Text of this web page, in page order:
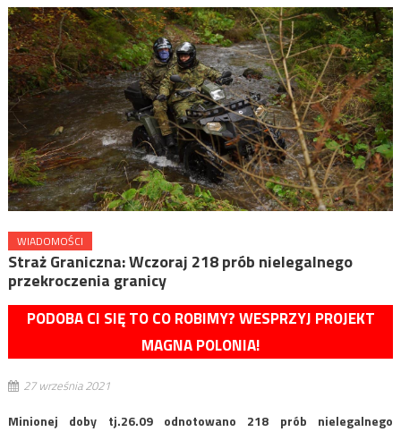
WIADOMOŚCI
Straż Graniczna: Wczoraj 218 prób nielegalnego
przekroczenia granicy
PODOBA CI SIĘ TO CO ROBIMY? WESPRZYJ PROJEKT
MAGNA POLONIA!
27 września 2021
Minionej doby tj.26.09 odnotowano 218 prób nielegalnego